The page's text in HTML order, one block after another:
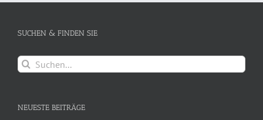
SUCHEN & FINDEN SIE
Suche
nach:
NEUESTE BEITRÄGE